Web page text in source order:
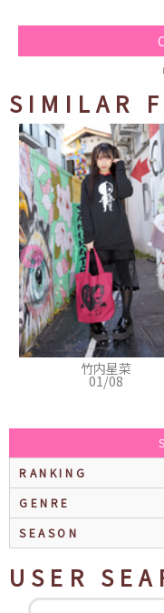
SIMILAR
まゆき
12/10
RANKING
GENRE
SEASON
USER